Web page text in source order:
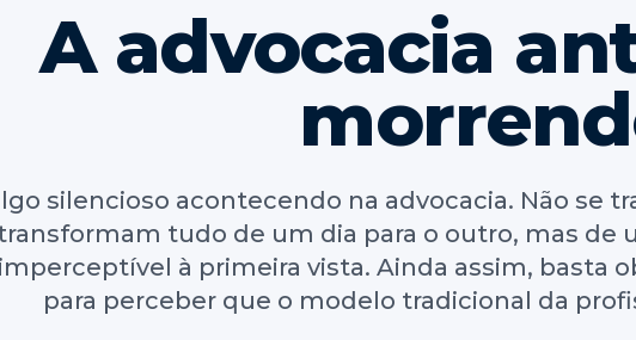
A advocacia
silencioso acontecendo na advocacia. Não se
tudo de um dia para o outro, mas de
à primeira vista. Ainda assim, basta
para perceber que o modelo tradicional da